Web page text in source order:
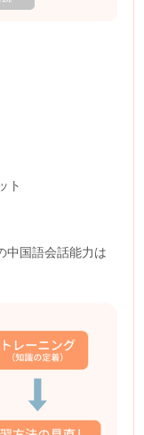
ト
中国語会話能力は